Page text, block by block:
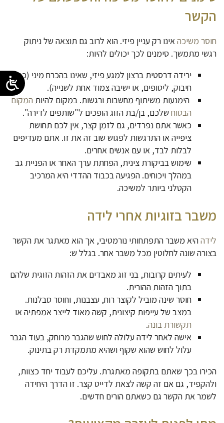
הקשר
חוסר משיכהאינו רק עניין פיזי. הוא לרוב גם תוצאה של ניתוק
רגשי מתמשך. סימנים לכך יכולים להיות:
ירידה דרסטית ברצון למגע פיזי, שאינו בהכרח מיני (כמו
חיבוק, ליטופים, או ישיבה צמוד אחת לשנייה).
הימנעות משיתוף מחשבות ורגשות. במקום להיות המקום
הבטוח שלכם, בן/בת הזוג הופכים ל"שותפים לדירה".
כאשר אתם נפרדים, גם לזמן קצר, אין לכם תחושת
ציפייה או התרגשות לפגוש שוב זה את זו. אתם מעדיפים
לבלות לבד, או עם אנשים אחרים.
שימוש בביקורת צינית, הפחתת ערך האחר או הפניית גב
במהלך ויכוחים. הפגיעה בכבוד ההדדי היא המרכיב
הקטלני ביותר למשיכה.
משבר בזוגיות אחרי לידה
לידההיא משבר התפתחותי נורמטיבי, אך הוא מאתגר את הקשר
בצורה שונה לחלוטין מכל משבר אחר. בגלל ש:
לעיתים קרובות, בני זוג מאבדים את הזהות הזוגית שלהם
בתוך הזהות ההורית.
חוסר שינה מוביל לקוצר רוח, עצבנות, וחוסר סבלנות.
במצב של עייפות קיצונית, קשה מאוד לייצר אמפתיה או
תקשורת בונה.
אישה לאחר לידה עלולה לחוש שהגבר מרוחק, בעוד הגבר
עלול לחוש שהוא שקוף ושהיא מתמקדת רק בתינוק.
הכירו בכך שאתם בתקופה מאתגרת. עליכם לעבוד יחד כצוות,
ולהקפיד, גם אם זה קשה לצאת לדייט קצר. זו הדרך היחידה
לשמר את הקשר גם כשאתם הורים חדשים.